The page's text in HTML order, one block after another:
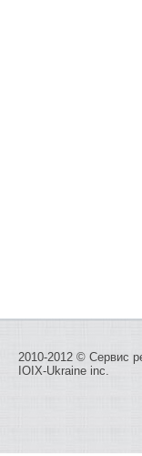
2010-2012 © Сервис
IOIX-Ukraine inc.